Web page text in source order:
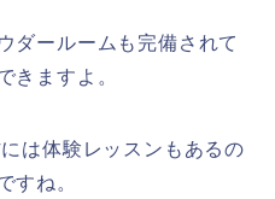
ダールームも完備されて
きますよ。
は体験レッスンもあるの
すね。